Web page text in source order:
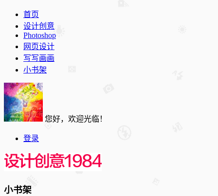
首页
设计创意
Photoshop
网页设计
写写画画
小书架
您好，欢迎光临！
登录
小书架